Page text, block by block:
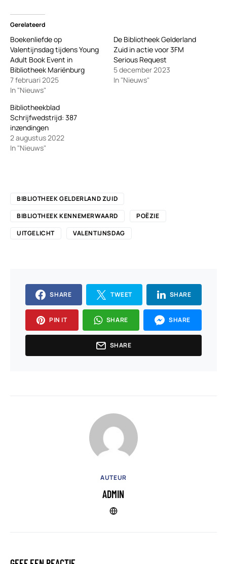
Gerelateerd
Boekenliefde op
Valentijnsdag tijdens Young
Adult Book Event in
Bibliotheek Mariënburg
7 februari 2025
In "Nieuws"
De Bibliotheek Gelderland
Zuid in actie voor 3FM
Serious Request
5 december 2023
In "Nieuws"
Bibliotheekblad
Schrijfwedstrijd: 387
inzendingen
2 augustus 2022
In "Nieuws"
BIBLIOTHEEK GELDERLAND ZUID
BIBLIOTHEEK KENNEMERWAARD
POËZIE
UITGELICHT
VALENTIJNSDAG
SHARE TWEET SHARE
PIN IT SHARE SHARE
SHARE
AUTEUR
ADMIN